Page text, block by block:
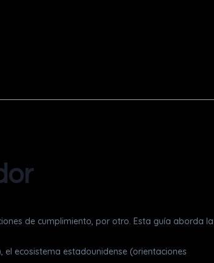
de cumplimiento, por otro. Esta guía aborda la
ecosistema estadounidense (orientaciones